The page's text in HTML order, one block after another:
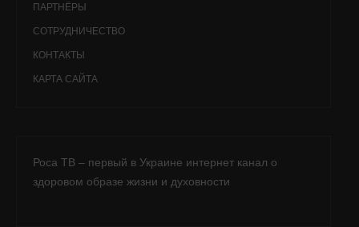
ПАРТНЁРЫ
СОТРУДНИЧЕСТВО
КОНТАКТЫ
КАРТА САЙТА
Роса ТВ – первый в Украине интернет канал о
здоровом образе жизни и духовности